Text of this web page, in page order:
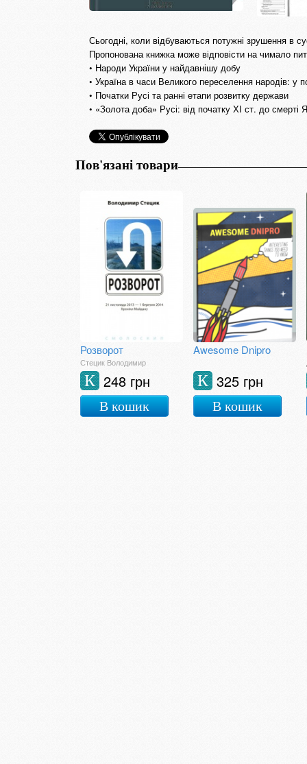
Сьогодні, коли відбуваються потужні зрушення в
Пропонована книжка може відповісти на чимало
• Народи України у найдавнішу добу
• Україна в часи Великого переселення народів: у
• Початки Русі та ранні етапи розвитку держави
• «Золота доба» Русі: від початку ХІ ст. до смерті
Пов'язані товари
Розворот
Стецик Володимир
248 грн
К
В кошик
Awesome Dnipro
325 грн
К
В кошик